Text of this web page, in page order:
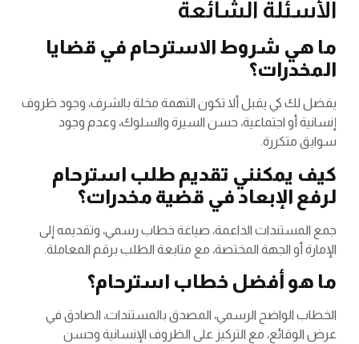
الأسئلة الشائعة
ما هي شروط الاسترحام في قضايا
المخدرات؟
يفضل لك كي يقبل ألا تكون التهمة مخلة بالشرف، وجود ظروف
إنسانية أو اجتماعية، حسن السيرة والسلوك، وعدم وجود
سوابق متكررة.
كيف يمكنني تقديم طلب استرحام
لرفع الإبعاد في قضية مخدرات؟
جمع المستندات الداعمة، صياغة خطاب رسمي، وتقديمه إلى
الإمارة أو الجهة المختصة، مع متابعة الطلب برقم المعاملة.
ما هو أفضل خطاب استرحام؟
الخطاب الواضح الرسمي، المصدق بالمستندات، الصادق في
عرض الوقائع، مع التركيز على الظروف الإنسانية وحسن